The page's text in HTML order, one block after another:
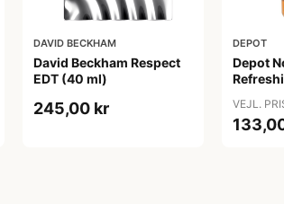
DAVID BECKHAM
David Beckham Respect
EDT (40 ml)
245,00 kr
DEPOT
Depot
VEJL.